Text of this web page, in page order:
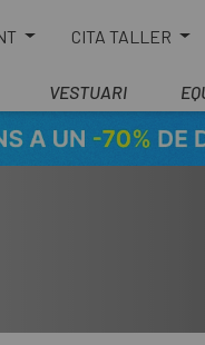
CITA TALLER
VESTUARI